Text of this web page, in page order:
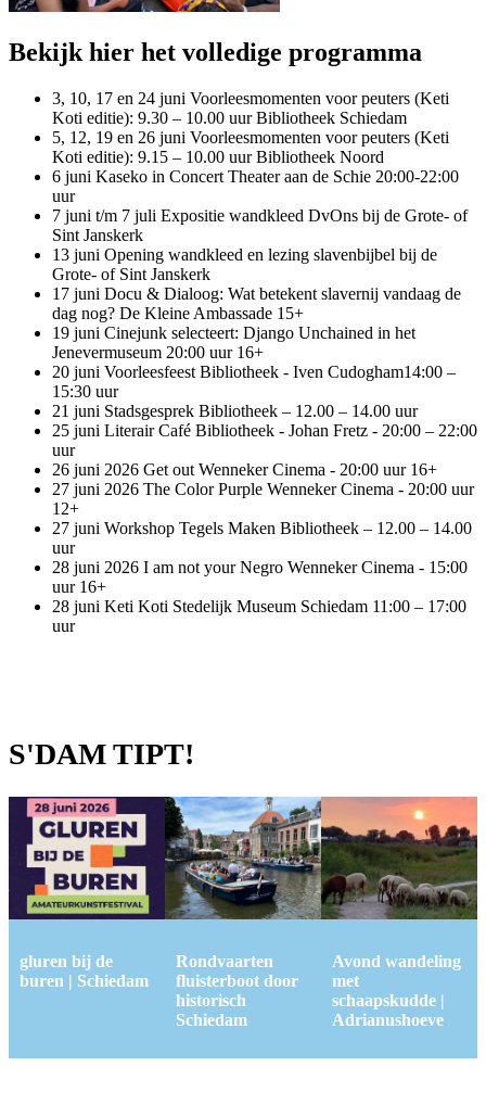
Bekijk hier het volledige programma
3, 10, 17 en 24 juni Voorleesmomenten voor peuters (Keti
Koti editie): 9.30 – 10.00 uur Bibliotheek Schiedam
5, 12, 19 en 26 juni Voorleesmomenten voor peuters (Keti
Koti editie): 9.15 – 10.00 uur Bibliotheek Noord
6 juni Kaseko in Concert Theater aan de Schie 20:00-22:00
uur
7 juni t/m 7 juli Expositie wandkleed DvOns bij de Grote- of
Sint Janskerk
13 juni Opening wandkleed en lezing slavenbijbel bij de
Grote- of Sint Janskerk
17 juni Docu & Dialoog: Wat betekent slavernij vandaag de
dag nog? De Kleine Ambassade 15+
19 juni Cinejunk selecteert: Django Unchained in het
Jenevermuseum 20:00 uur 16+
20 juni Voorleesfeest Bibliotheek - Iven Cudogham14:00 –
15:30 uur
21 juni Stadsgesprek Bibliotheek – 12.00 – 14.00 uur
25 juni Literair Café Bibliotheek - Johan Fretz - 20:00 – 22:00
uur
26 juni 2026 Get out Wenneker Cinema - 20:00 uur 16+
27 juni 2026 The Color Purple Wenneker Cinema - 20:00 uur
12+
27 juni Workshop Tegels Maken Bibliotheek – 12.00 – 14.00
uur
28 juni 2026 I am not your Negro Wenneker Cinema - 15:00
uur 16+
28 juni Keti Koti Stedelijk Museum Schiedam 11:00 – 17:00
uur
S'DAM TIPT!
gluren bij de
buren | Schiedam
Rondvaarten
fluisterboot door
historisch
Schiedam
Avond wandeling
met
schaapskudde |
Adrianushoeve